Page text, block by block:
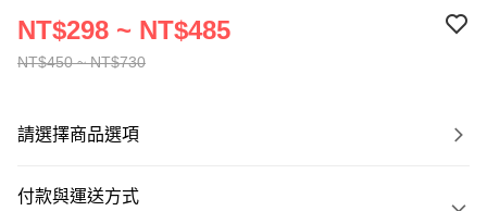
NT$450 ~ NT$730
NT$298 ~ NT$485
請選擇商品選項
付款與運送方式